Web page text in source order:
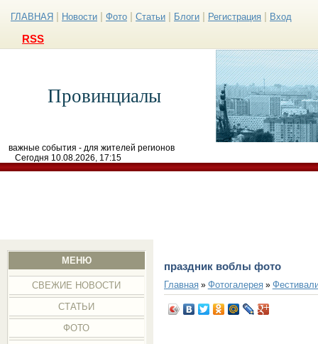
ГЛАВНАЯ Новости Фото Статьи Блоги Регистрация Вход
RSS
Провинциалы
важные события - для жителей регионов
Сегодня 10.08.2026, 17:15
МЕНЮ
СВЕЖИЕ НОВОСТИ
СТАТЬИ
ФОТО
праздник воблы фото
Главная» Фотогалерея»